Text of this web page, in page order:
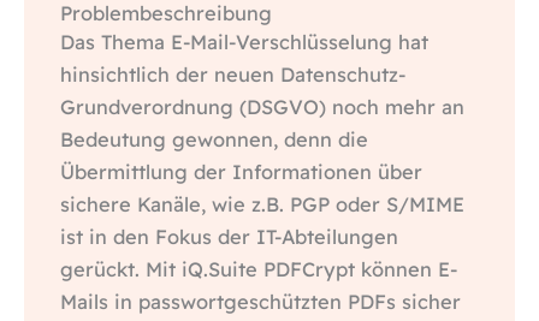
Problembeschreibung
Das Thema E-Mail-Verschlüsselung hat
hinsichtlich der neuen Datenschutz-
Grundverordnung (DSGVO) noch mehr an
Bedeutung gewonnen, denn die
Übermittlung der Informationen über
sichere Kanäle, wie z.B. PGP oder S/MIME
ist in den Fokus der IT-Abteilungen
gerückt. Mit iQ.Suite PDFCrypt können E-
Mails in passwortgeschützten PDFs sicher